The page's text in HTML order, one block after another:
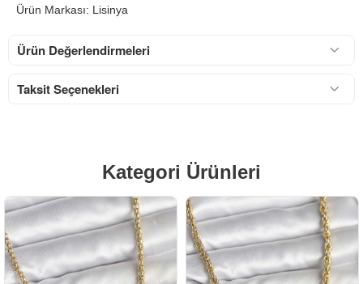
Ürün Markası: Lisinya
Ürün Değerlendirmeleri
Taksit Seçenekleri
Kategori Ürünleri